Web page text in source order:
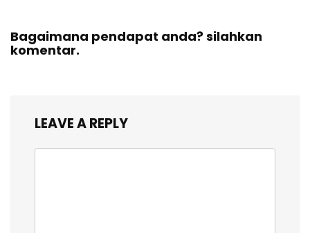
Bagaimana pendapat anda? silahkan
komentar.
LEAVE A REPLY